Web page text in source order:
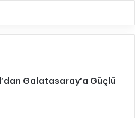
Galatasaray’a Güçlü